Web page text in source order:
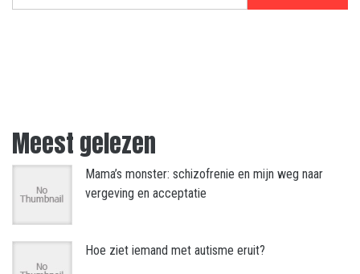
Meest gelezen
Mama’s monster: schizofrenie en mijn weg naar
vergeving en acceptatie
Hoe ziet iemand met autisme eruit?